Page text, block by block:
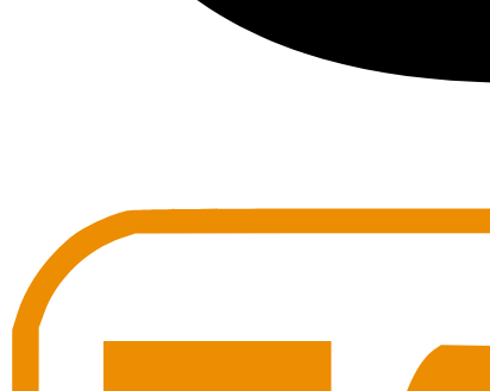
Toots Jazz Club